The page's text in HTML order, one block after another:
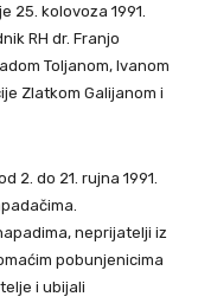
kolovoza 1991.
RH dr. Franjo
Toljanom, Ivanom
Zlatkom Galijanom i
2. do 21. rujna 1991.
neprijatelji iz
pobunjenicima
i ubijali